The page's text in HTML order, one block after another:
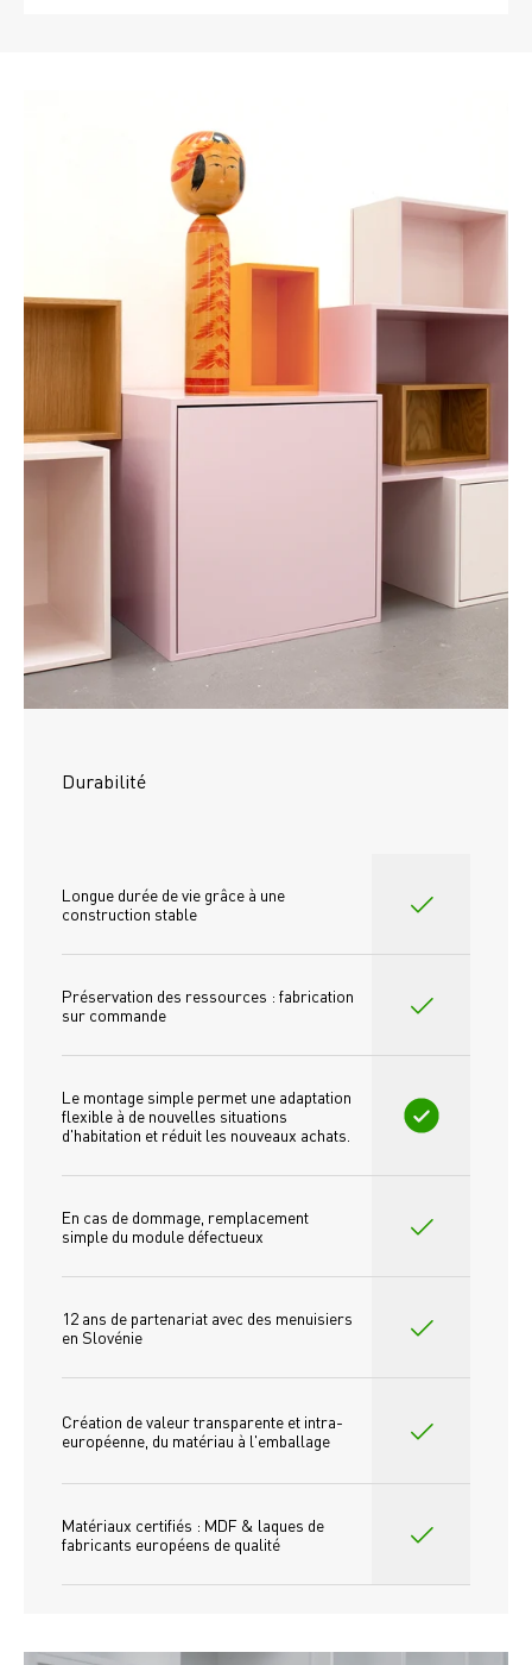
Durabilité
Longue durée de vie grâce à une
construction stable
Préservation des ressources : fabrication
sur commande
Le montage simple permet une adaptation
flexible à de nouvelles situations
d'habitation et réduit les nouveaux achats.
En cas de dommage, remplacement
simple du module défectueux
12 ans de partenariat avec des menuisiers
en Slovénie
Création de valeur transparente et intra-
européenne, du matériau à l'emballage
Matériaux certifiés : MDF & laques de
fabricants européens de qualité